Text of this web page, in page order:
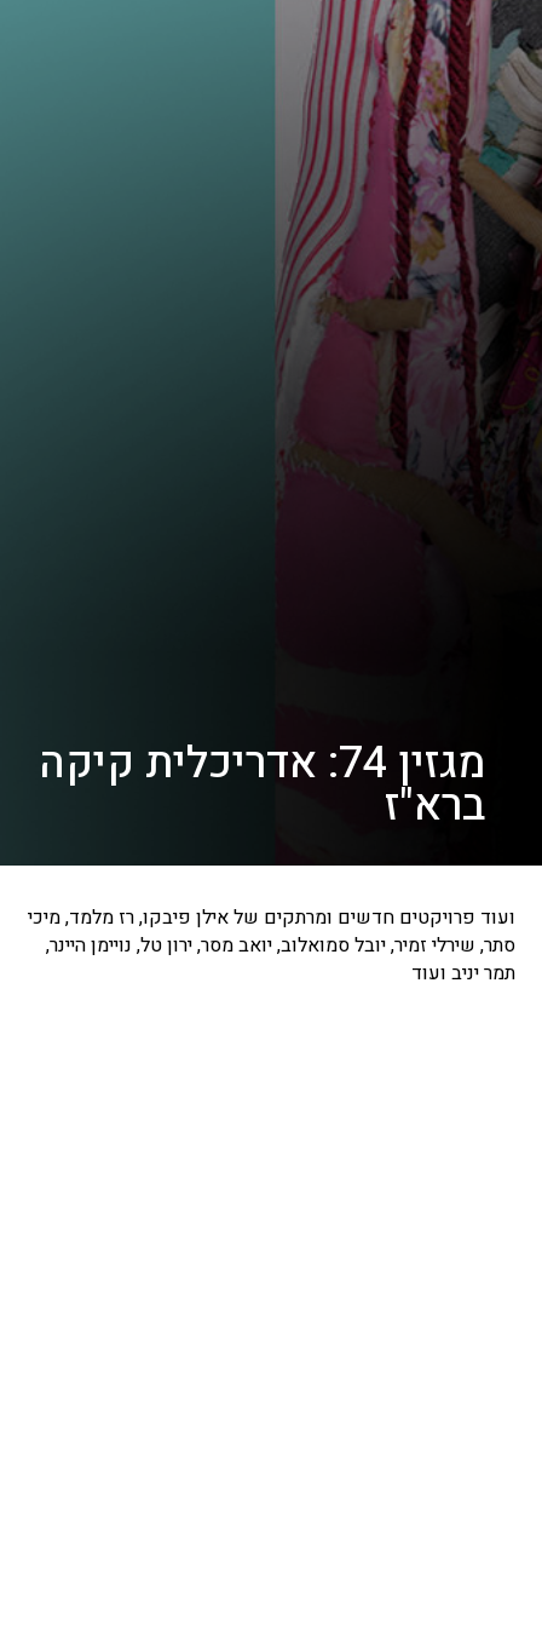
מגזין 74: אדריכלית קיקה
ברא"ז
ועוד פרויקטים חדשים ומרתקים של אילן פיבקו, רז מלמד, מיכי
סתר, שירלי זמיר, יובל סמואלוב, יואב מסר, ירון טל, נויימן היינר,
תמר יניב ועוד